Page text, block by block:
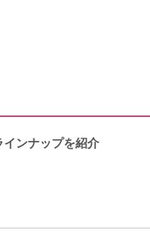
インナップを紹介